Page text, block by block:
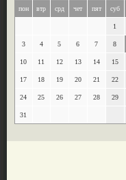
пон втр срд чет пят суб
1
3 4 5 6 7 8
10 11 12 13 14 15
17 18 19 20 21 22
24 25 26 27 28 29
31